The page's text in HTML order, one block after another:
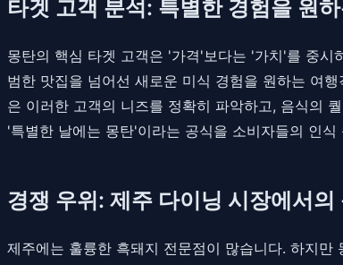
타겟 고객 분석: 특별한 경험을 원
몽탄의 핵심 타겟 고객은 '가격'보다는 '가치'를 중시
범한 맛집을 넘어선 새로운 미식 경험을 원하는 여
은 이러한 고객의 니즈를 정확히 파악하고, 음식의
'특별한 날에는 몽탄'이라는 공식을 소비자들의 인
경쟁 우위: 제주 다이닝 시장에서의
제주에는 훌륭한 흑돼지 전문점이 많습니다. 하지